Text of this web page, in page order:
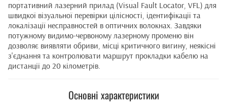
портативний лазерний прилад (Visual Fault Locator, VFL) для
швидкої візуальної перевірки цілісності, ідентифікації та
локалізації несправностей в оптичних волокнах. Завдяки
потужному видимо-червоному лазерному променю він
дозволяє виявляти обриви, місці критичного вигину, неякісні
з'єднання та контролювати маршрут прокладки кабелю на
дистанції до 20 кілометрів.
Основні характеристики